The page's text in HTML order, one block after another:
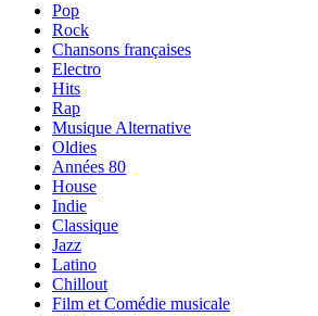
Pop
Rock
Chansons françaises
Electro
Hits
Rap
Musique Alternative
Oldies
Années 80
House
Indie
Classique
Jazz
Latino
Chillout
Film et Comédie musicale